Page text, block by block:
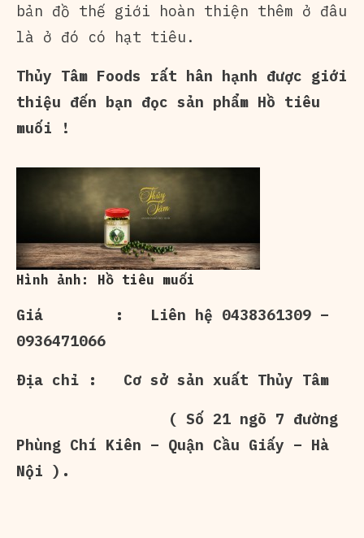
bản đồ thế giới hoàn thiện thêm ở đâu
là ở đó có hạt tiêu.
Thủy Tâm Foods rất hân hạnh được giới
thiệu đến bạn đọc sản phẩm Hồ tiêu
muối !
Hình ảnh: Hồ tiêu muối
Giá : Liên hệ 0438361309 –
0936471066
Địa chỉ : Cơ sở sản xuất Thủy Tâm
( Số 21 ngõ 7 đường
Phùng Chí Kiên – Quận Cầu Giấy – Hà
Nội ).